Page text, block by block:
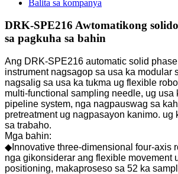
Balita sa kompanya
DRK-SPE216 Awtomatikong
sa pagkuha sa bahin
Ang DRK-SPE216 automatic solid
instrument nagsagop sa usa ka modular
nagsalig sa usa ka tukma ug flexible
multi-functional sampling needle, ug usa
pipeline system, nga nagpauswag sa
pretreatment ug nagpasayon ​​kanimo. ug
sa trabaho.
Mga bahin:
◆Innovative three-dimensional four-axis
nga gikonsiderar ang flexible movement
positioning, makaproseso sa 52 ka